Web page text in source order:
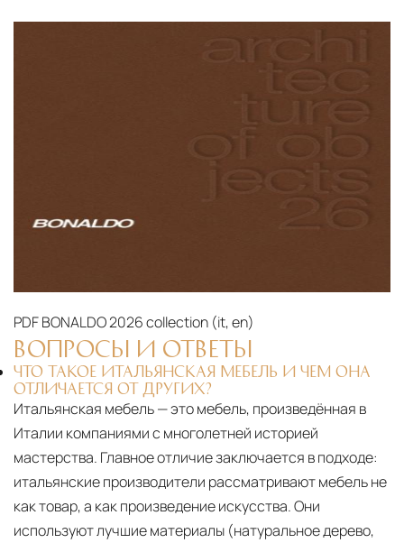
PDFBONALDO 2026 collection (it, en)‎
ВОПРОСЫ И ОТВЕТЫ
ЧТО ТАКОЕ ИТАЛЬЯНСКАЯ МЕБЕЛЬ И ЧЕМ ОНА
ОТЛИЧАЕТСЯ ОТ ДРУГИХ?
Итальянская мебель — это мебель, произведённая в
Италии компаниями с многолетней историей
мастерства. Главное отличие заключается в подходе:
итальянские производители рассматривают мебель не
как товар, а как произведение искусства. Они
используют лучшие материалы (натуральное дерево,